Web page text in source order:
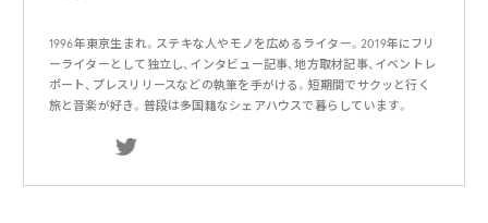
1996年東京生まれ。ステキな人やモノを広めるライター。2019年にフリ
ーライターとして独立し、インタビュー記事、地方取材記事、イベントレ
ポート、プレスリリースなどの執筆を手がける。短期間でサクッと行く
旅と音楽が好き。普段は多国籍なシェアハウスで暮らしています。